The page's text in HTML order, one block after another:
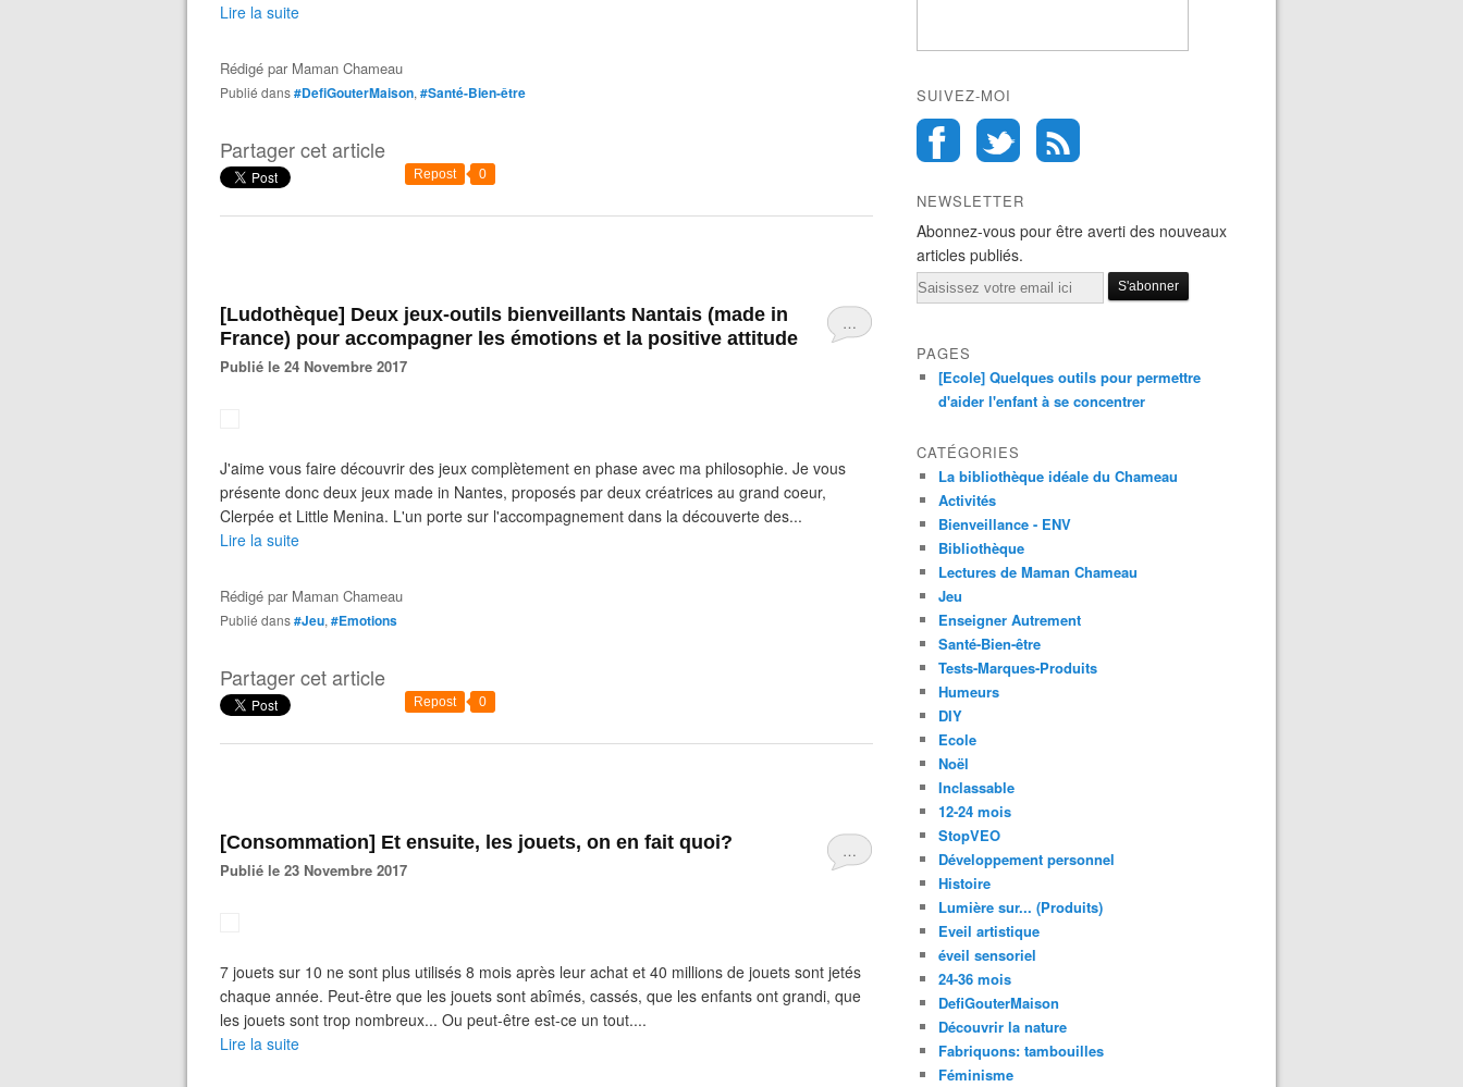
Lire la suite
Rédigé par Maman Chameau
Publié dans#DefiGouterMaison, #Santé-Bien-être
Partager cet article
Repost 0
…
[Ludothèque] Deux jeux-outils bienveillants Nantais (made in
France) pour accompagner les émotions et la positive attitude
Publié le 24 Novembre 2017
J'aime vous faire découvrir des jeux complètement en phase avec ma philosophie. Je vous
présente donc deux jeux made in Nantes, proposés par deux créatrices au grand coeur,
Clerpée et Little Menina. L'un porte sur l'accompagnement dans la découverte des...
Lire la suite
Rédigé par Maman Chameau
Publié dans#Jeu, #Emotions
Partager cet article
Repost 0
…
[Consommation] Et ensuite, les jouets, on en fait quoi?
Publié le 23 Novembre 2017
7 jouets sur 10 ne sont plus utilisés 8 mois après leur achat et 40 millions de jouets sont jetés
chaque année. Peut-être que les jouets sont abîmés, cassés, que les enfants ont grandi, que
les jouets sont trop nombreux... Ou peut-être est-ce un tout....
Lire la suite
SUIVEZ-MOI
NEWSLETTER
Abonnez-vous pour être averti des nouveaux
articles publiés.
Email
PAGES
[Ecole] Quelques outils pour permettre
d'aider l'enfant à se concentrer
CATÉGORIES
La bibliothèque idéale du Chameau
Activités
Bienveillance - ENV
Bibliothèque
Lectures de Maman Chameau
Jeu
Enseigner Autrement
Santé-Bien-être
Tests-Marques-Produits
Humeurs
DIY
Ecole
Noël
Inclassable
12-24 mois
StopVEO
Développement personnel
Histoire
Lumière sur... (Produits)
Eveil artistique
éveil sensoriel
24-36 mois
DefiGouterMaison
Découvrir la nature
Fabriquons: tambouilles
Féminisme